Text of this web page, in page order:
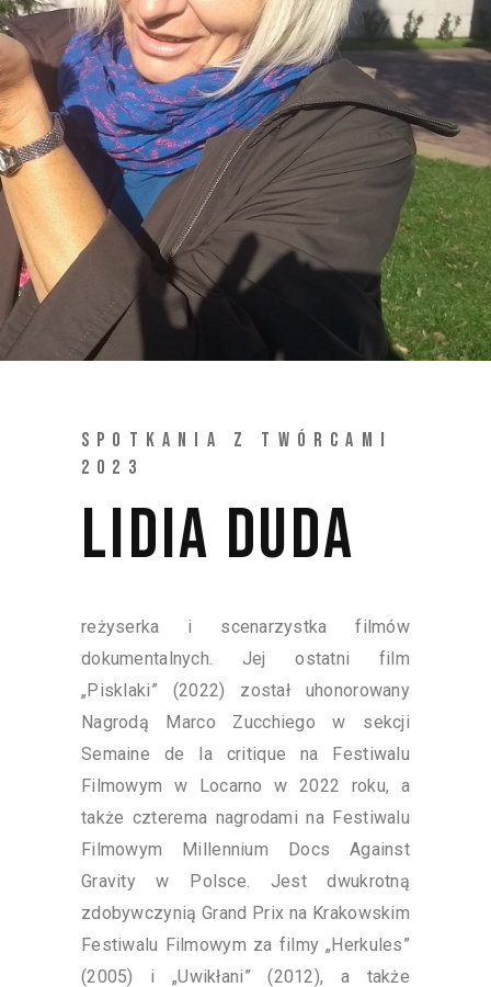
SPOTKANIA Z TWÓRCAMI
2023
LIDIA DUDA
reżyserka i scenarzystka filmów
dokumentalnych. Jej ostatni film
„Pisklaki” (2022) został uhonorowany
Nagrodą Marco Zucchiego w sekcji
Semaine de la critique na Festiwalu
Filmowym w Locarno w 2022 roku, a
także czterema nagrodami na Festiwalu
Filmowym Millennium Docs Against
Gravity w Polsce. Jest dwukrotną
zdobywczynią Grand Prix na Krakowskim
Festiwalu Filmowym za filmy „Herkules”
(2005) i „Uwikłani” (2012), a także